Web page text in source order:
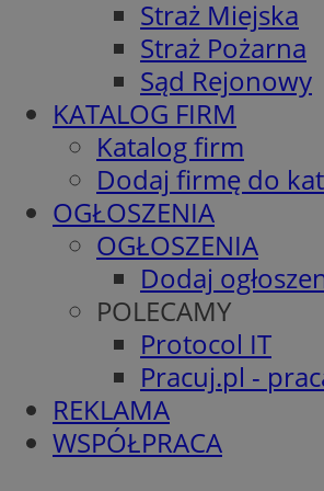
Straż Miejska
Straż Pożarna
Sąd Rejonowy
KATALOG FIRM
Katalog firm
Dodaj firmę do
OGŁOSZENIA
OGŁOSZENIA
Dodaj
POLECAMY
Protocol IT
Pracuj.pl -
REKLAMA
WSPÓŁPRACA